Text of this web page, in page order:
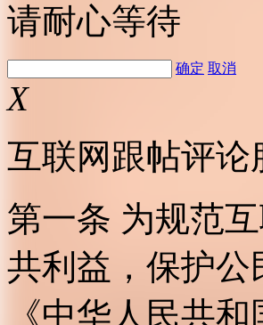
请耐心等待
确定 取消
X
互联网跟帖评论
第一条 为规范
共利益，保护
《中华人民共